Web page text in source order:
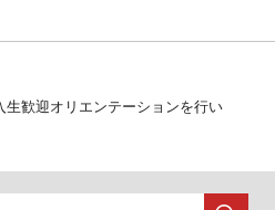
歓迎オリエンテーションを行い